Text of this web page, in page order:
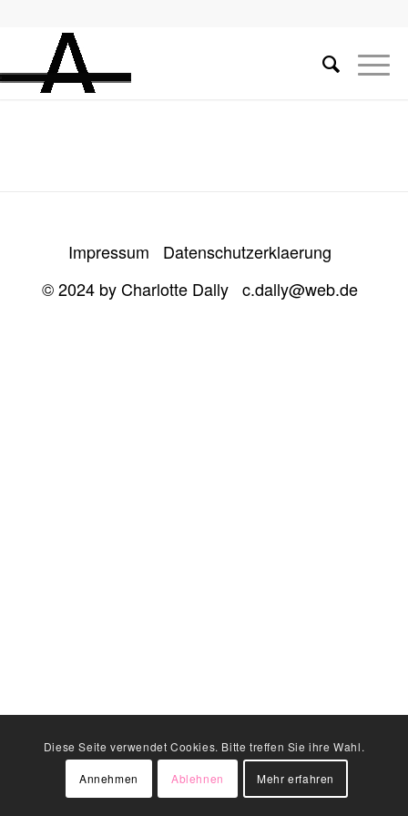
Impressum
Datenschutzerklaerung
© 2024 by Charlotte Dally c.dally@web.de
Diese Seite verwendet Cookies. Bitte treffen Sie ihre Wahl.
Annehmen Ablehnen Mehr erfahren